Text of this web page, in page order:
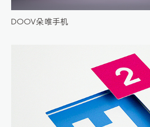
DOOV朵唯手机